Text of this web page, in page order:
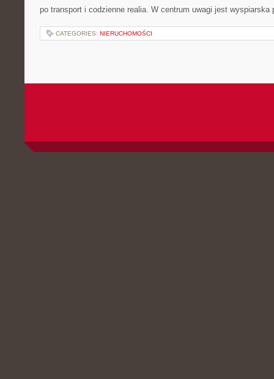
po transport i codzienne realia. W centrum uwagi jest wyspiarska
CATEGORIES: NIERUCHOMOŚCI